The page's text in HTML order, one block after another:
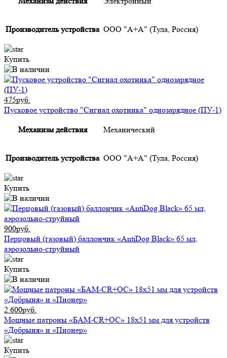
Производитель устройства ООО "А+А" (Тула, Россия)
Купить
475руб.
Пусковое устройство "Сигнал охотника" однозарядное (ПУ-1)
Механизм действия Механический
Производитель устройства ООО "А+А" (Тула, Россия)
Купить
900руб.
Перцовый (газовый) баллончик «AntiDog Black» 65 мл,
аэрозольно-струйный
Купить
2 600руб.
Мощные патроны «БАМ-CR+ОС» 18х51 мм для устройств
«Добрыня» и «Пионер»
Купить